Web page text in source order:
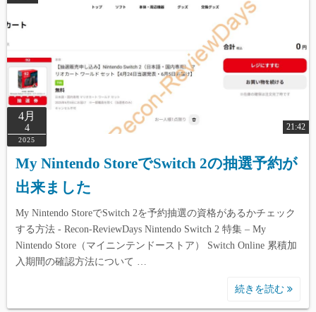
4月
4
2025
21:42
My Nintendo StoreでSwitch 2の抽選予約が
出来ました
My Nintendo StoreでSwitch 2を予約抽選の資格があるかチェック
する方法 - Recon-ReviewDays Nintendo Switch 2 特集 – My
Nintendo Store（マイニンテンドーストア） Switch Online 累積加
入期間の確認方法について …
続きを読む